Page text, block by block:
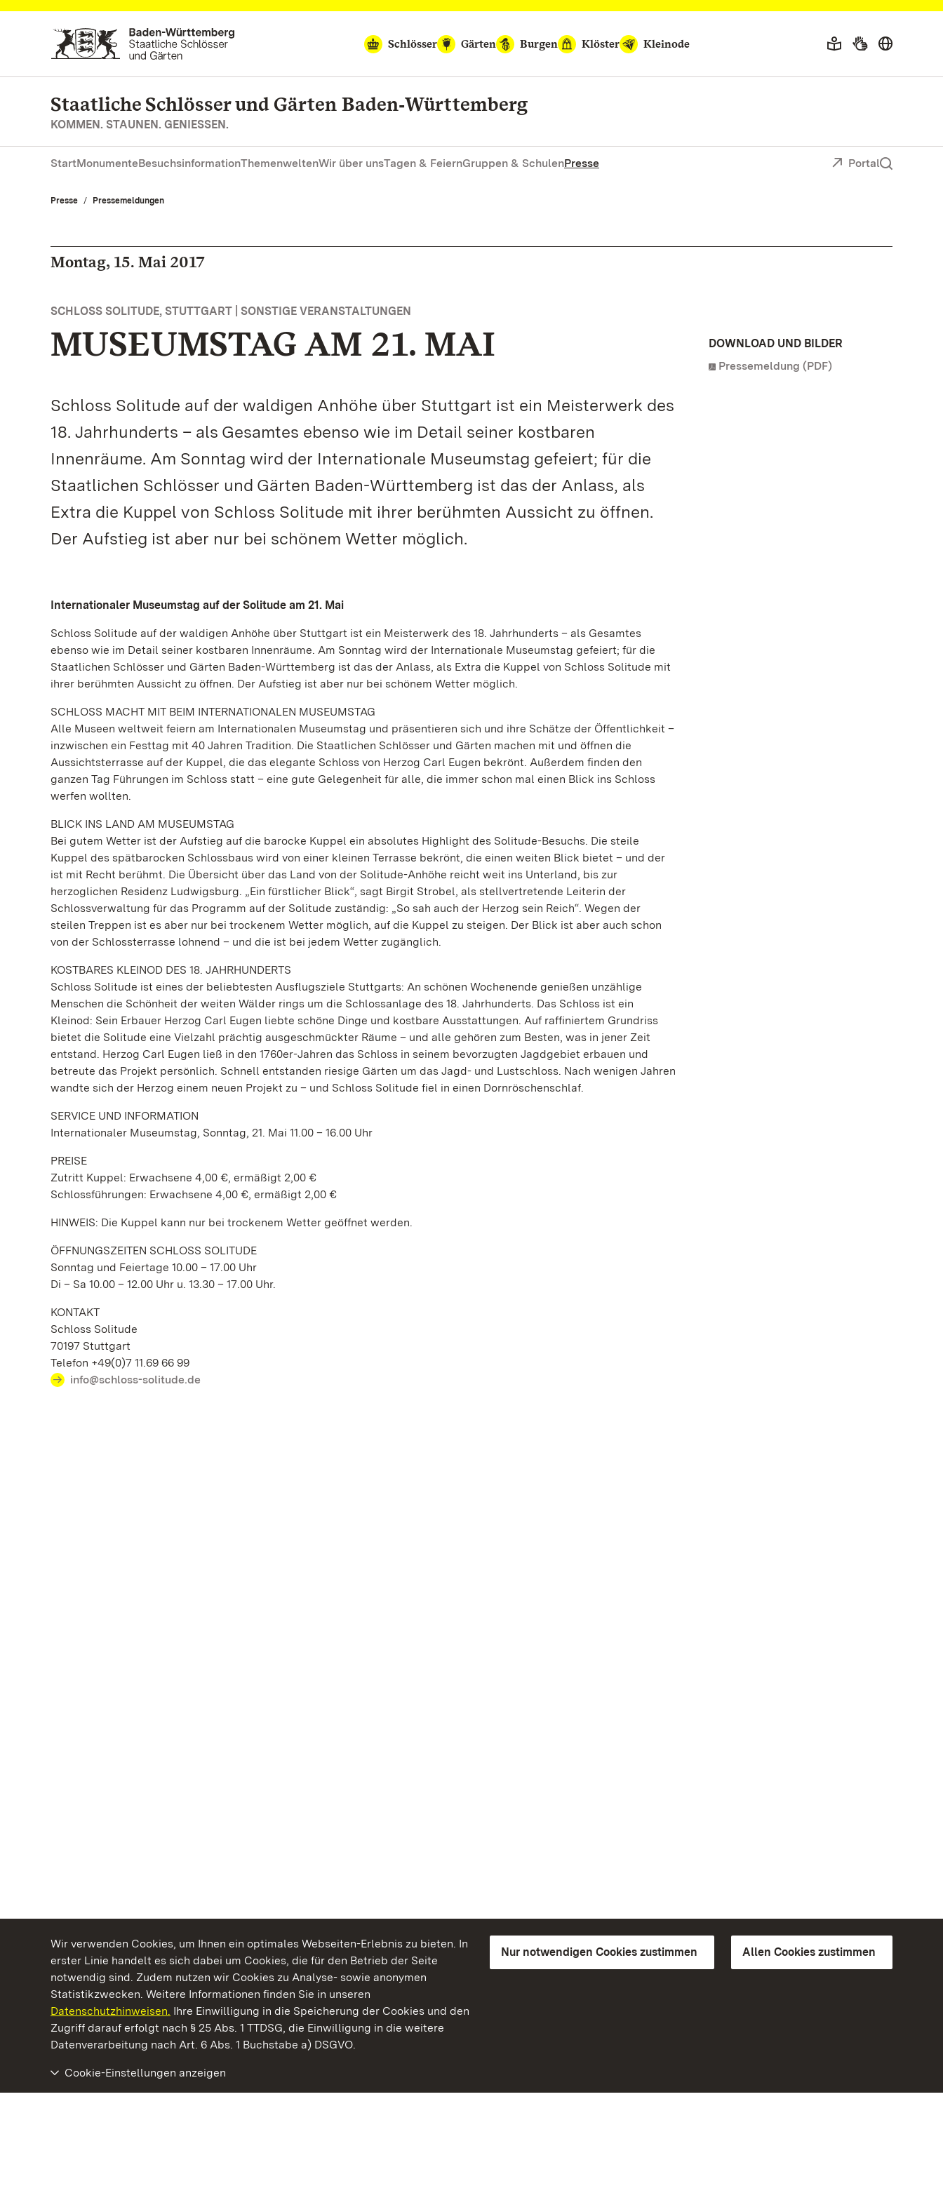
Wir verwenden Cookies, um Ihnen ein optimales Webseiten-Erlebnis zu bieten. In
erster Linie handelt es sich dabei um Cookies, die für den Betrieb der Seite
notwendig sind. Zudem nutzen wir Cookies zu Analyse- sowie anonymen
Statistikzwecken. Weitere Informationen finden Sie in unseren
Datenschutzhinweisen. Ihre Einwilligung in die Speicherung der Cookies und den
Zugriff darauf erfolgt nach § 25 Abs. 1 TTDSG, die Einwilligung in die weitere
Datenverarbeitung nach Art. 6 Abs. 1 Buchstabe a) DSGVO.
Nur notwendigen Cookies zustimmen Allen Cookies zustimmen
Cookie-Einstellungen anzeigen
Zum Hauptinhalt springen
Schlösser
Gärten Burgen Klöster Kleinode
Staatliche Schlösser und Gärten Baden‑Württemberg
KOMMEN. STAUNEN. GENIESSEN.
StartMonumenteBesuchsinformationThemenweltenWir über unsTagen & FeiernGruppen & SchulenPresse Portal
Presse Pressemeldungen
Montag, 15. Mai 2017
SCHLOSS SOLITUDE, STUTTGART | SONSTIGE VERANSTALTUNGEN
MUSEUMSTAG AM 21. MAI
Schloss Solitude auf der waldigen Anhöhe über Stuttgart ist ein Meisterwerk des
18. Jahrhunderts – als Gesamtes ebenso wie im Detail seiner kostbaren
Innenräume. Am Sonntag wird der Internationale Museumstag gefeiert; für die
Staatlichen Schlösser und Gärten Baden-Württemberg ist das der Anlass, als
Extra die Kuppel von Schloss Solitude mit ihrer berühmten Aussicht zu öffnen.
Der Aufstieg ist aber nur bei schönem Wetter möglich.
Internationaler Museumstag auf der Solitude am 21. Mai
Schloss Solitude auf der waldigen Anhöhe über Stuttgart ist ein Meisterwerk des 18. Jahrhunderts – als Gesamtes
ebenso wie im Detail seiner kostbaren Innenräume. Am Sonntag wird der Internationale Museumstag gefeiert; für die
Staatlichen Schlösser und Gärten Baden-Württemberg ist das der Anlass, als Extra die Kuppel von Schloss Solitude mit
ihrer berühmten Aussicht zu öffnen. Der Aufstieg ist aber nur bei schönem Wetter möglich.
SCHLOSS MACHT MIT BEIM INTERNATIONALEN MUSEUMSTAG
Alle Museen weltweit feiern am Internationalen Museumstag und präsentieren sich und ihre Schätze der Öffentlichkeit –
inzwischen ein Festtag mit 40 Jahren Tradition. Die Staatlichen Schlösser und Gärten machen mit und öffnen die
Aussichtsterrasse auf der Kuppel, die das elegante Schloss von Herzog Carl Eugen bekrönt. Außerdem finden den
ganzen Tag Führungen im Schloss statt – eine gute Gelegenheit für alle, die immer schon mal einen Blick ins Schloss
werfen wollten.
BLICK INS LAND AM MUSEUMSTAG
Bei gutem Wetter ist der Aufstieg auf die barocke Kuppel ein absolutes Highlight des Solitude-Besuchs. Die steile
Kuppel des spätbarocken Schlossbaus wird von einer kleinen Terrasse bekrönt, die einen weiten Blick bietet – und der
ist mit Recht berühmt. Die Übersicht über das Land von der Solitude-Anhöhe reicht weit ins Unterland, bis zur
herzoglichen Residenz Ludwigsburg. „Ein fürstlicher Blick“, sagt Birgit Strobel, als stellvertretende Leiterin der
Schlossverwaltung für das Programm auf der Solitude zuständig: „So sah auch der Herzog sein Reich“. Wegen der
steilen Treppen ist es aber nur bei trockenem Wetter möglich, auf die Kuppel zu steigen. Der Blick ist aber auch schon
von der Schlossterrasse lohnend – und die ist bei jedem Wetter zugänglich.
KOSTBARES KLEINOD DES 18. JAHRHUNDERTS
Schloss Solitude ist eines der beliebtesten Ausflugsziele Stuttgarts: An schönen Wochenende genießen unzählige
Menschen die Schönheit der weiten Wälder rings um die Schlossanlage des 18. Jahrhunderts. Das Schloss ist ein
Kleinod: Sein Erbauer Herzog Carl Eugen liebte schöne Dinge und kostbare Ausstattungen. Auf raffiniertem Grundriss
bietet die Solitude eine Vielzahl prächtig ausgeschmückter Räume – und alle gehören zum Besten, was in jener Zeit
entstand. Herzog Carl Eugen ließ in den 1760er-Jahren das Schloss in seinem bevorzugten Jagdgebiet erbauen und
betreute das Projekt persönlich. Schnell entstanden riesige Gärten um das Jagd- und Lustschloss. Nach wenigen Jahren
wandte sich der Herzog einem neuen Projekt zu – und Schloss Solitude fiel in einen Dornröschenschlaf.
SERVICE UND INFORMATION
Internationaler Museumstag, Sonntag, 21. Mai 11.00 – 16.00 Uhr
PREISE
Zutritt Kuppel: Erwachsene 4,00 €, ermäßigt 2,00 €
Schlossführungen: Erwachsene 4,00 €, ermäßigt 2,00 €
HINWEIS: Die Kuppel kann nur bei trockenem Wetter geöffnet werden.
ÖFFNUNGSZEITEN SCHLOSS SOLITUDE
Sonntag und Feiertage 10.00 – 17.00 Uhr
Di – Sa 10.00 – 12.00 Uhr u. 13.30 – 17.00 Uhr.
KONTAKT
Schloss Solitude
70197 Stuttgart
Telefon +49(0)7 11.69 66 99
info@schloss-solitude.de
DOWNLOAD UND BILDER
Pressemeldung (PDF)
Kommen. Staunen. Genießen.